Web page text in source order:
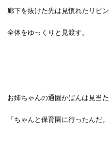
廊下を抜けた先は見慣れたリビン
全体をゆっくりと見渡す。
お姉ちゃんの通園かばんは見当た
「ちゃんと保育園に行ったんだ。